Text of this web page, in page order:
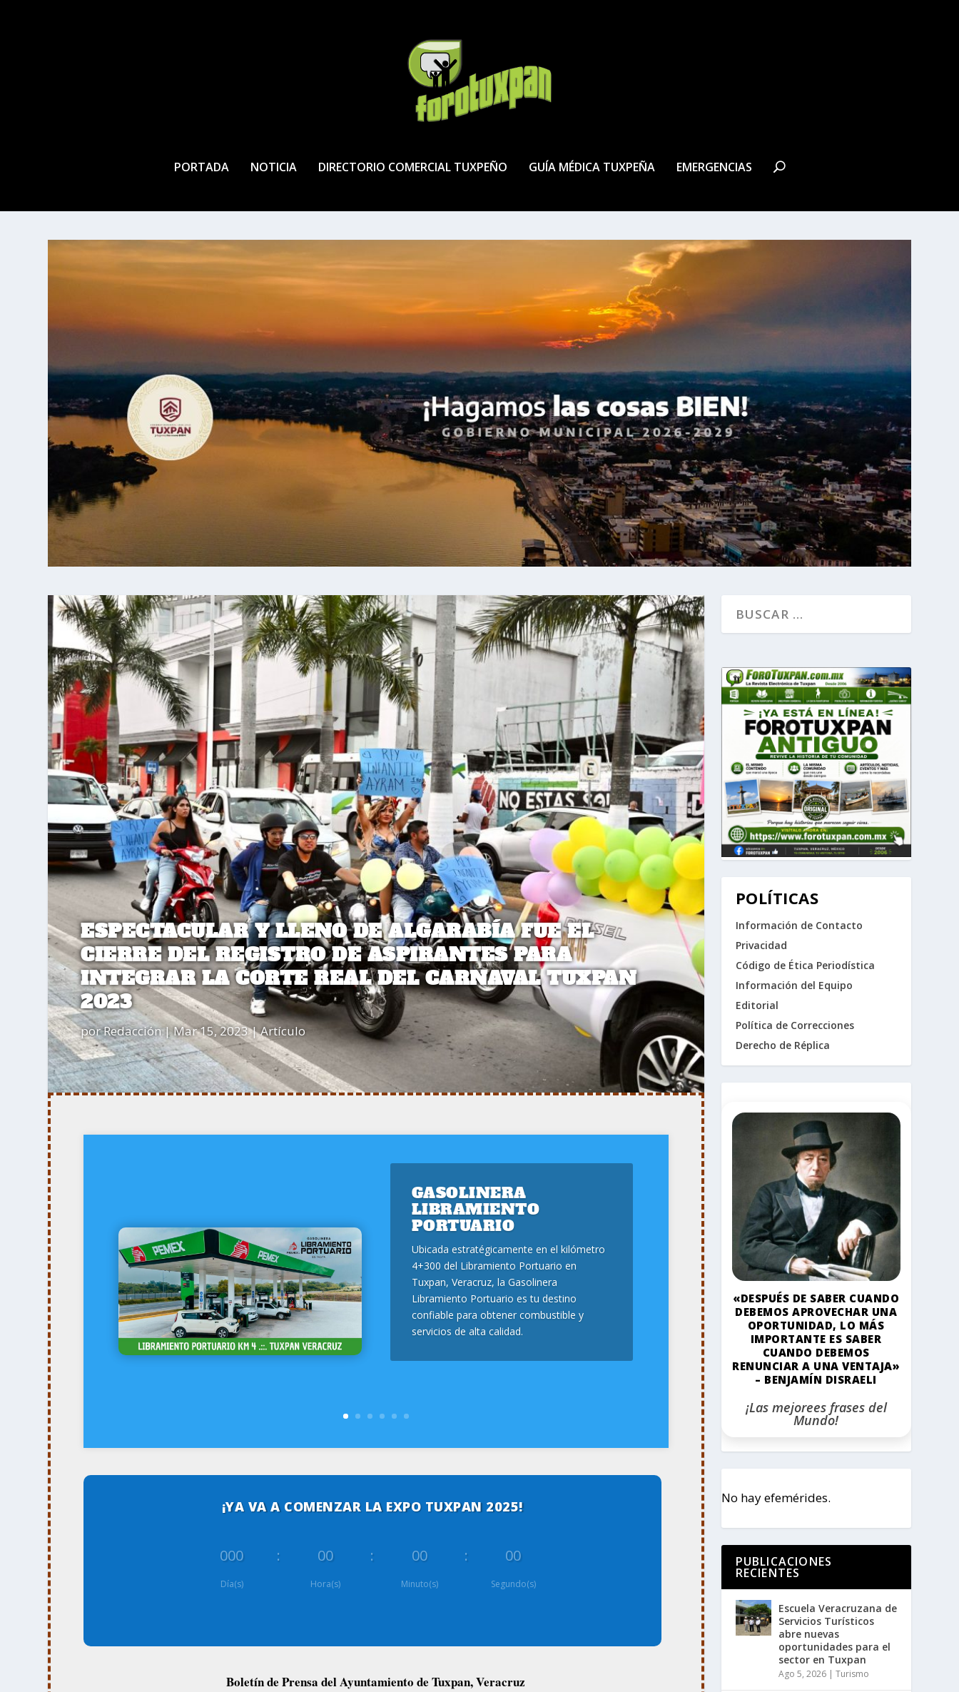
PORTADA NOTICIA DIRECTORIO COMERCIAL TUXPEÑO GUÍA MÉDICA TUXPEÑA EMERGENCIAS
ESPECTACULAR Y LLENO DE ALGARABÍA FUE EL
CIERRE DEL REGISTRO DE ASPIRANTES PARA
INTEGRAR LA CORTE REAL DEL CARNAVAL TUXPAN
2023
porRedacción|Mar 15, 2023|Artículo
GASOLINERA
LIBRAMIENTO
PORTUARIO
Ubicada estratégicamente en el kilómetro
4+300 del Libramiento Portuario en
Tuxpan, Veracruz, la Gasolinera
Libramiento Portuario es tu destino
confiable para obtener combustible y
servicios de alta calidad.
¡YA VA A COMENZAR LA EXPO TUXPAN 2025!
000
Día(s)
: 00
Hora(s)
: 00
Minuto(s)
: 00
Segundo(s)
Boletín de Prensa del Ayuntamiento de Tuxpan, Veracruz
POLÍTICAS
Información de Contacto
Privacidad
Código de Ética Periodística
Información del Equipo
Editorial
Política de Correcciones
Derecho de Réplica
«DESPUÉS DE SABER CUANDO
DEBEMOS APROVECHAR UNA
OPORTUNIDAD, LO MÁS
IMPORTANTE ES SABER
CUANDO DEBEMOS
RENUNCIAR A UNA VENTAJA»
– BENJAMÍN DISRAELI
¡Las mejorees frases del
Mundo!
No hay efemérides.
PUBLICACIONES
RECIENTES
Escuela Veracruzana de
Servicios Turísticos
abre nuevas
oportunidades para el
sector en Tuxpan
Ago 5, 2026| Turismo